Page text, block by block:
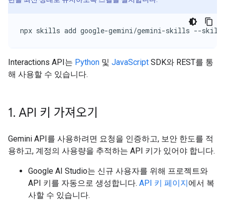
npx skills add google-gemini/gemini-skills --skill
Interactions API는 Python 및 JavaScript SDK와 REST를 통
해 사용할 수 있습니다.
1. API 키 가져오기
Gemini API를 사용하려면 요청을 인증하고, 보안 한도를 적
용하고, 계정의 사용량을 추적하는 API 키가 있어야 합니다.
Google AI Studio는 신규 사용자를 위해 프로젝트와
API 키를 자동으로 생성합니다. API 키 페이지에서 복
사할 수 있습니다.